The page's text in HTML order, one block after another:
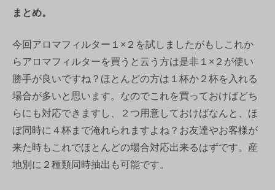
まとめ。
今回アロマフィルター１×２を試しましたがもしこれか
らアロマフィルターを買うと云う方は是非１×２が使い
勝手が良いですね？ほとんどの方は１杯か２杯を入れる
場合が多いと思います。なのでこれを買っておけばどち
らにも対応できますし、２つ用意しておけばなんと、ほ
ぼ同時に４杯まで淹れられますよね？お友達やお客様が
来た時もこれでほとんどの場合対応出来るはずです。産
地別に２種類同時抽出も可能です。